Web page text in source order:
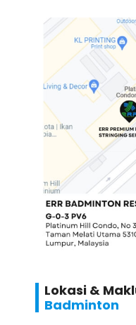
Lokasi &
Badminton